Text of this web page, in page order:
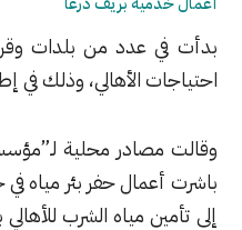
عدد من بلدات وقرى محافظة
الأهالي، وذلك في إطار حملة
محلية لـ”مؤسسة جولان
حفر بئر مياه في حي
مياه الشرب للأهالي بعد